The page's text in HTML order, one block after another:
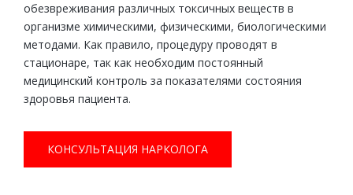
обезвреживания различных токсичных веществ в
организме химическими, физическими, биологическими
методами. Как правило, процедуру проводят в
стационаре, так как необходим постоянный
медицинский контроль за показателями состояния
здоровья пациента.
КОНСУЛЬТАЦИЯ НАРКОЛОГА